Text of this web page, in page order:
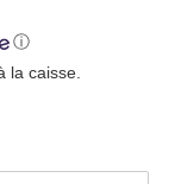
ⓘ
la caisse.